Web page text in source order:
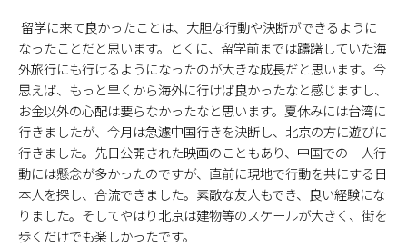
留学に来て良かったことは、大胆な行動や決断ができるように
なったことだと思います。とくに、留学前までは躊躇していた海
外旅行にも行けるようになったのが大きな成長だと思います。今
思えば、もっと早くから海外に行けば良かったなと感じますし、
お金以外の心配は要らなかったなと思います。夏休みには台湾に
行きましたが、今月は急遽中国行きを決断し、北京の方に遊びに
行きました。先日公開された映画のこともあり、中国での一人行
動には懸念が多かったのですが、直前に現地で行動を共にする日
本人を探し、合流できました。素敵な友人もでき、良い経験にな
りました。そしてやはり北京は建物等のスケールが大きく、街を
歩くだけでも楽しかったです。